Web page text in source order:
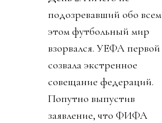
подозревавший обо всем
этом футбольный мир
взорвался. УЕФА первой
созвала экстренное
совещание федераций.
Попутно выпустив
заявление, что ФИФА